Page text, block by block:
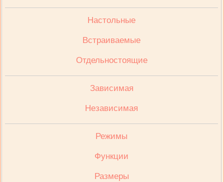
Настольные
Встраиваемые
Отдельностоящие
Зависимая
Независимая
Режимы
Функции
Размеры